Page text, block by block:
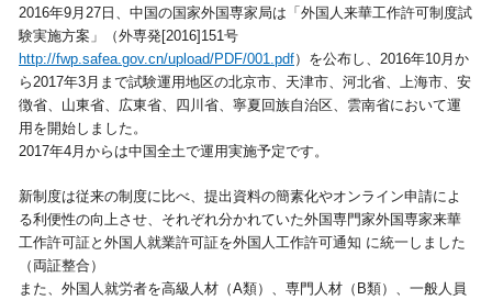
国内手配
航空券 ホテル・会議室
貸切バス・ハイヤー
選ばれる理由 サービス内容
2016年9月27日、中国の国家外国専家局は「外国人来華工作許可制度試
験実施方案」（外専発[2016]151号
http://fwp.safea.gov.cn/upload/PDF/001.pdf）を公布し、2016年10月か
ら2017年3月まで試験運用地区の北京市、天津市、河北省、上海市、安
徴省、山東省、広東省、四川省、寧夏回族自治区、雲南省において運
用を開始しました。
2017年4月からは中国全土で運用実施予定です。
新制度は従来の制度に比べ、提出資料の簡素化やオンライン申請によ
る利便性の向上させ、それぞれ分かれていた外国専門家外国専家来華
工作許可証と外国人就業許可証を外国人工作許可通知 に統一しました
（両証整合）
また、外国人就労者を高級人材（A類）、専門人材（B類）、一般人員